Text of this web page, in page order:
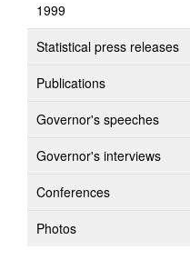
1999
Statistical press releases
Publications
Governor's speeches
Governor's interviews
Conferences
Photos